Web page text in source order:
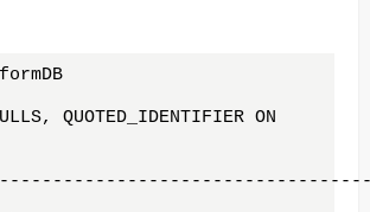
QUOTED_IDENTIFIER ON